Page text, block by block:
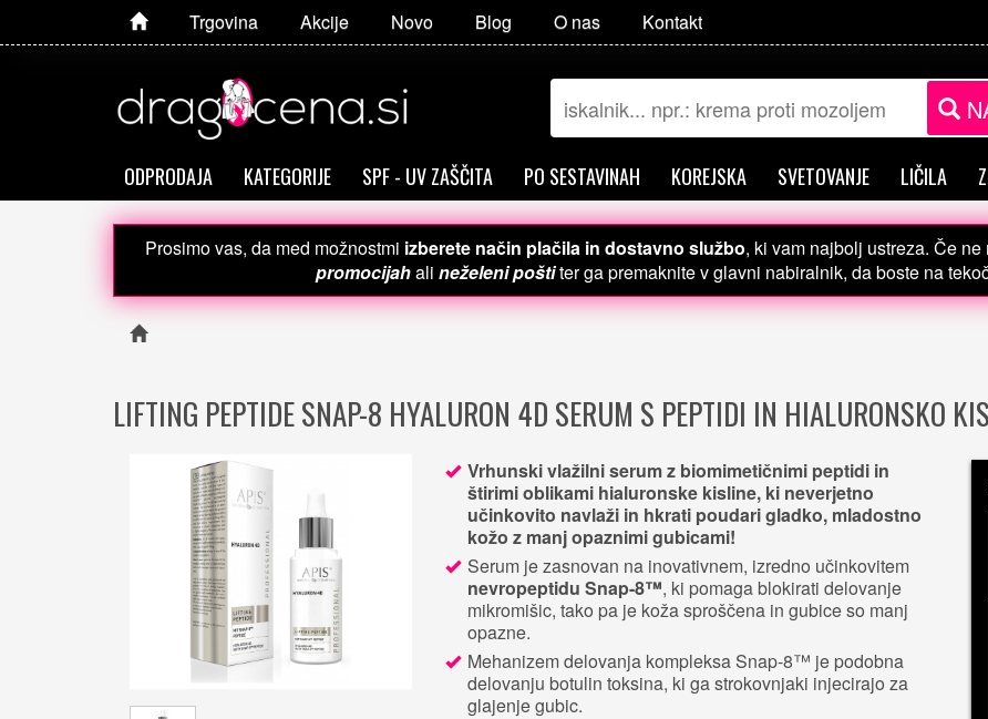
Trgovina Akcije Novo Blog O nas Kontakt
ODPRODAJA KATEGORIJE SPF - UV ZAŠČITA PO SESTAVINAH KOREJSKA SVETOVANJE LIČILA
Prosimo vas, da med možnostmi izberete način plačila in dostavno službo, ki vam najbolj ustreza. Če ne
promocijahali neželeni poštiter ga premaknite v glavni nabiralnik, da boste na
LIFTING PEPTIDE SNAP-8 HYALURON 4D SERUM S PEPTIDI IN HIALURONSKO
Vrhunski vlažilni serum z biomimetičnimi peptidi in
štirimi oblikami hialuronske kisline, ki neverjetno
učinkovito navlaži in hkrati poudari gladko, mladostno
kožo z manj opaznimi gubicami!
Serum je zasnovan na inovativnem, izredno učinkovitem
nevropeptidu Snap-8™, ki pomaga blokirati delovanje
mikromišic, tako pa je koža sproščena in gubice so manj
opazne.
Mehanizem delovanja kompleksa Snap-8™ je podobna
delovanju botulin toksina, ki ga strokovnjaki injecirajo za
glajenje gubic.